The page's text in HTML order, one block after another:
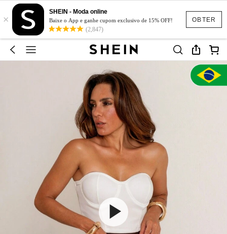
OBTER
×
SHEIN - Moda online
Baixe o App e ganhe cupom exclusivo de 15% OFF!
(2,847)